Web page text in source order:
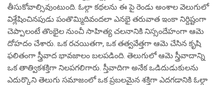
తీసుకోవాల్సివుంటుంది. ఓల్గా కథలను ఈ పై రెండు అంశాల వెలుగులో
విశ్లేషించినపుడు పంతొమ్మిదివందలా ఎనభై తరువాత ఇంకా నిర్దిష్టంగా
చెప్పాలంటే తొంభైల నుంచీ సాహిత్య చలనానికి నిస్సందేహంగా ఆమె
దోహదం చేశారు. ఒక రచయితగా, ఒక తత్వవేత్తగా ఆమె చేసిన కృషి
ఫలితంగా స్త్రీవాద భావజాలం బలపడింది. తెలుగులో ఆమె స్త్రీవాదాన్ని
ఒక తాత్వికశక్తిగా నిలపగలిగారు. స్తీవాదిగా అనేక ఒడిదుడుకులను
ఎదుర్కొని తెలుగు సమాజంలో ఒక ప్రబలమైన శక్తిగా ఎదగడానికి ఓల్గా